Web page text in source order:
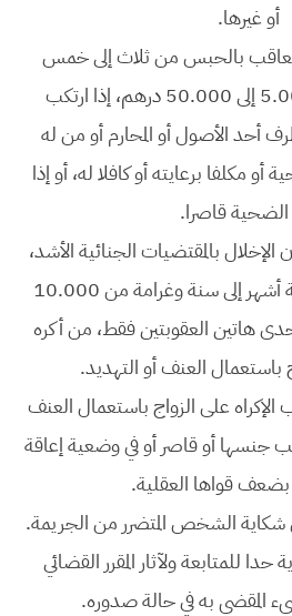
أو غيرها.
2-1-503.- يعاقب بالحبس من ثلاث إلى خمس
سنوات وغرامة من 5.000 إلى 50.000 درهم، إذا ارتكب
الأصول أو المحارم أو من له
مكلفا برعايته أو كافلا له، أو إذا
قاصرا.
2-503.- دون الإخلال بالمقتضيات الجنائية الأشد،
يعاقب بالحبس من ستة أشهر إلى سنة وغرامة من 10.000
أو بإحدى هاتين العقوبتين فقط، من أكره
العنف أو التهديد.
الإكراه على الزواج باستعمال العنف
جنسها أو قاصر أو في وضعية إعاقة
قواها العقلية.
شكاية الشخص المتضرر من الجريمة.
للمتابعة ولآثار المقرر القضائي
المقضي به في حالة صدوره.